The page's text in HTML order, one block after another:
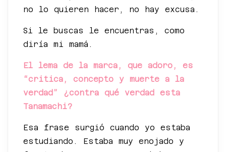
no lo quieren hacer, no hay excusa.
Si le buscas le encuentras, como
diría mi mamá.
El lema de la marca, que adoro, es
“critica, concepto y muerte a la
verdad” ¿contra qué verdad esta
Tanamachi?
Esa frase surgió cuando yo estaba
estudiando. Estaba muy enojado y